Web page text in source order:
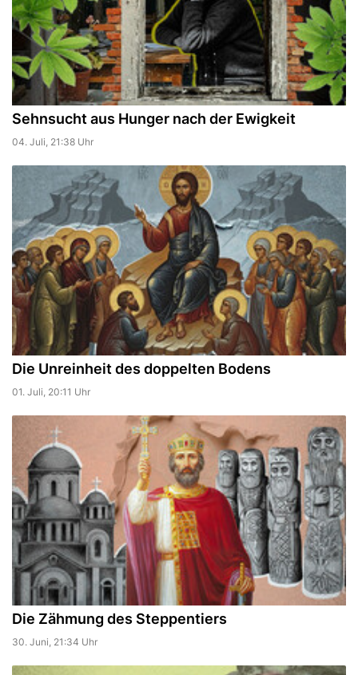
Sehnsucht aus Hunger nach der Ewigkeit
04. Juli, 21:38 Uhr
Die Unreinheit des doppelten Bodens
01. Juli, 20:11 Uhr
Die Zähmung des Steppentiers
30. Juni, 21:34 Uhr